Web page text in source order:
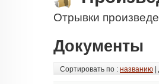
Отрывки
Документы
Сортировать по : названию